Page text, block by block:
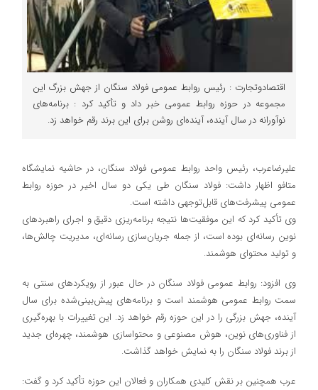
اقتصادوتجارت : رئیس روابط عمومی فولاد سنگان از جهش بزرگ این
مجموعه در حوزه روابط عمومی خبر داد و تأکید کرد : برنامه‌های
نوآورانه در سال آینده، آینده‌ای روشن برای این برند رقم خواهد زد.
علیرضاعرب، رئیس واحد روابط عمومی فولاد سنگان، در حاشیه نمایشگاه
متافو اظهار داشت: فولاد سنگان طی یکی دو سال اخیر در حوزه روابط
عمومی پیشرفت‌های قابل‌توجهی داشته است.
وی تأکید کرد که این موفقیت‌ها نتیجه برنامه‌ریزی دقیق و اجرای راهبردهای
نوین رسانه‌ای بوده است، از جمله جریان‌سازی رسانه‌ای، مدیریت چالش‌ها،
و تولید محتوای هوشمند.
وی افزود: روابط عمومی فولاد سنگان در حال عبور از رویکردهای سنتی به
سمت روابط عمومی هوشمند است و برنامه‌های پیش‌بینی‌شده برای سال
آینده، جهش بزرگی را در این حوزه رقم خواهد زد. این تغییرات با بهره‌گیری
از فناوری‌های نوین، هوش مصنوعی و محتواسازی هوشمند، چهره‌ای جدید
از برند فولاد سنگان را به نمایش خواهد گذاشت.
عرب همچنین بر نقش کلیدی همکاران و فعالان این حوزه تأکید کرد و گفت: